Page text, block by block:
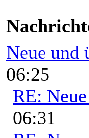
Neue und
06:25
RE:
06:31